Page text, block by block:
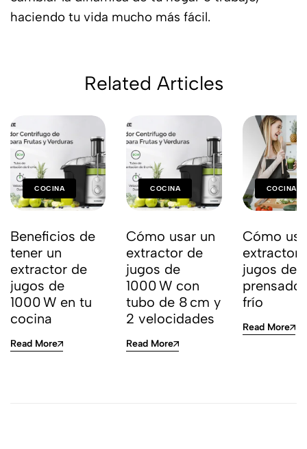
haciendo tu vida mucho más fácil.
Related Articles
COCINA
Beneficios de
tener un
extractor de
jugos de
1000 W en tu
cocina
Read More
COCINA
Cómo usar un
extractor de
jugos de
1000 W con
tubo de 8 cm y
2 velocidades
Read More
COCINA
Cómo
extractor
jugos de
prensado
frío
Read More